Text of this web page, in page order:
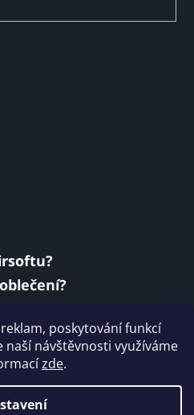
poskytování funkcí
naší návštěvnosti využíváme
zde.
co musí